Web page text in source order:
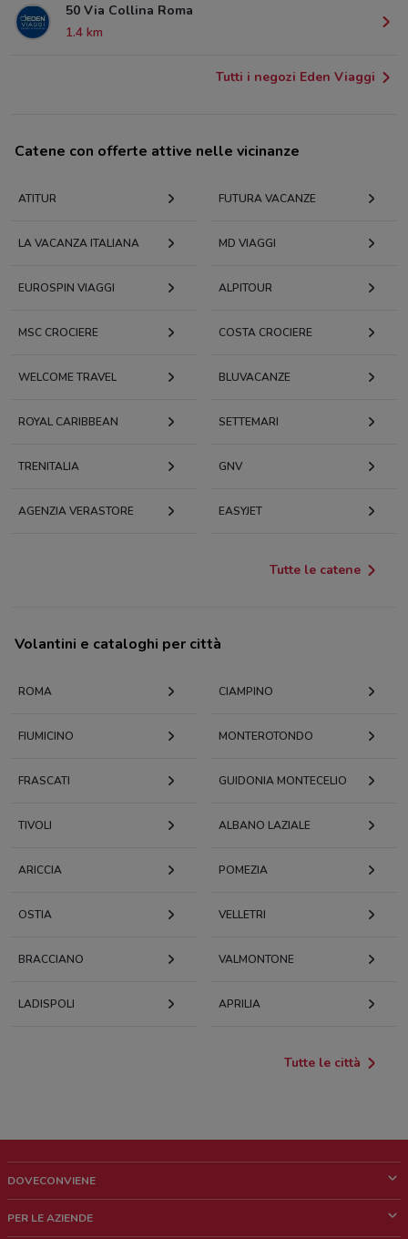
50 Via Collina Roma
1.4 km
Tutti i negozi Eden Viaggi
Catene con offerte attive nelle vicinanze
ATITUR FUTURA VACANZE
LA VACANZA ITALIANA MD VIAGGI
EUROSPIN VIAGGI ALPITOUR
MSC CROCIERE COSTA CROCIERE
WELCOME TRAVEL BLUVACANZE
ROYAL CARIBBEAN SETTEMARI
TRENITALIA GNV
AGENZIA VERASTORE EASYJET
Tutte le catene
Volantini e cataloghi per città
ROMA CIAMPINO
FIUMICINO MONTEROTONDO
FRASCATI GUIDONIA MONTECELIO
TIVOLI ALBANO LAZIALE
ARICCIA POMEZIA
OSTIA VELLETRI
BRACCIANO VALMONTONE
LADISPOLI APRILIA
Tutte le città
DOVECONVIENE
PER LE AZIENDE